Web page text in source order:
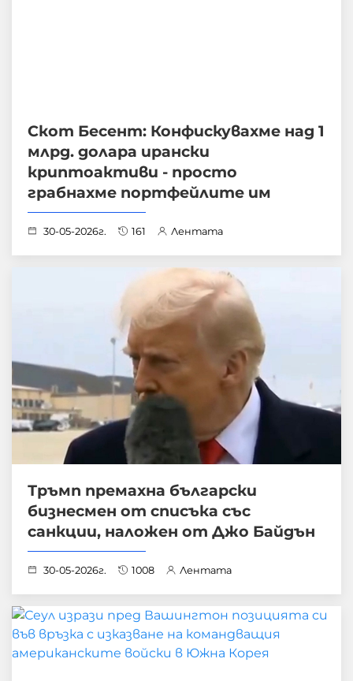
Скот Бесент: Конфискувахме над 1
млрд. долара ирански
криптоактиви - просто
грабнахме портфейлите им
30-05-2026г. 161 Лентата
Тръмп премахна български
бизнесмен от списъка със
санкции, наложен от Джо Байдън
30-05-2026г. 1008 Лентата